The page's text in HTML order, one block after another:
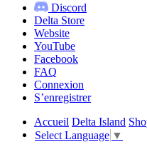
Discord
Delta Store
Website
YouTube
Facebook
FAQ
Connexion
S’enregistrer
Accueil Delta Island
Select Language ▼